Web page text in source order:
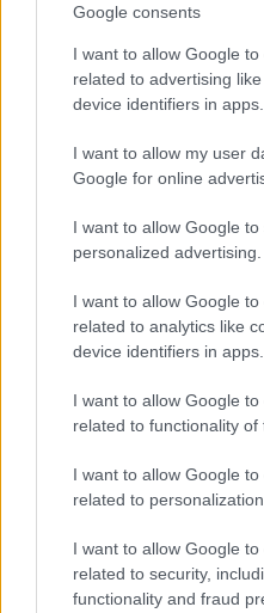
Google consents
I want to allow Google
related to advertising
device identifiers in apps.
I want to allow my user
Google for online
I want to allow Google to
personalized advertising.
I want to allow Google
related to analytics like
device identifiers in apps.
I want to allow Google
related to functionality of
I want to allow Google
related to personalization.
I want to allow Google
related to security,
functionality and fraud
διέμενε στο σπίτι.
τραύματα και
Τα άλλα δύο άτομα
ελαφρά τραύματα και
φροντίδα στο σημείο.
à Neder-Over-
672 personnes
pic.twitter.com/
— DH-Bruxelles
Τα σχολιά σας δημοσιεύονται
ΕΘΝΟΣ θα παρεμβαίνει και τα